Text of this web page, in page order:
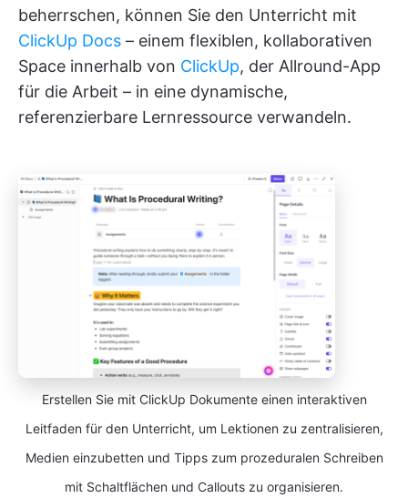
beherrschen, können Sie den Unterricht mit
ClickUp Docs – einem flexiblen, kollaborativen
Space innerhalb von ClickUp, der Allround-App
für die Arbeit – in eine dynamische,
referenzierbare Lernressource verwandeln.
Erstellen Sie mit ClickUp Dokumente einen interaktiven
Leitfaden für den Unterricht, um Lektionen zu zentralisieren,
Medien einzubetten und Tipps zum prozeduralen Schreiben
mit Schaltflächen und Callouts zu organisieren.